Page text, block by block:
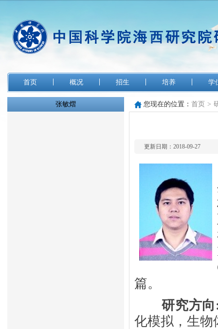
首页 概况 招生 培养 学
张敏熠 您现在的位置： 首页 >
更新日期：2018-09-27
篇。
研究方向
化模拟，生物